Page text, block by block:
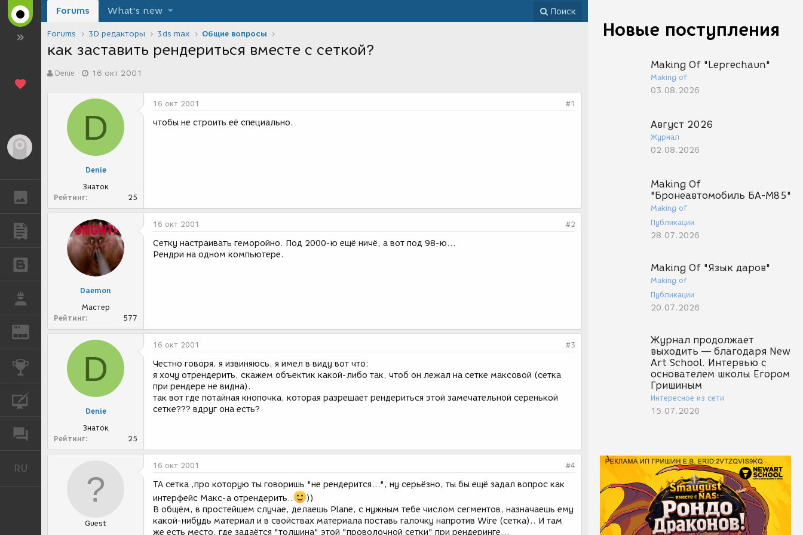
ГАЛЕРЕЯ
ПУБЛИКАЦИИ
БЛОГИ
REN ЖУРНАЛ
КОНКУРСЫ
ФОРУМ
RU
Новые поступления
Making Of "Leprechaun"
Making of
03.08.2026
Август 2026
Журнал
02.08.2026
Making Of
"Бронеавтомобиль БА-М85"
Making of
Публикации
28.07.2026
Making Of "Язык даров"
Making of
Публикации
20.07.2026
Журнал продолжает
выходить — благодаря New
Art School. Интервью с
основателем школы Егором
Гришиным
Интересное из сети
15.07.2026
Forums What's new Поиск
Forums 3D редакторы 3ds max Общие вопросы
как заставить рендериться вместе с сеткой?
в
Denie
а
а
о
д
и
я
16 окт 2001
D
Denie
Знаток
Рейтинг
25
16 окт 2001 #1
чтобы не строить её специально.
Daemon
Мастер
Рейтинг
577
16 окт 2001 #2
Сетку настраивать геморойно. Под 2000-ю ещё ничё, а вот под 98-ю...
Рендри на одном компьютере.
D
Denie
Знаток
Рейтинг
25
16 окт 2001 #3
Честно говоря, я извиняюсь, я имел в виду вот что:
я хочу отрендерить, скажем объектик какой-либо так, чтоб он лежал на сетке максовой (сетка
при рендере не видна).
так вот где потайная кнопочка, которая разрешает рендериться этой замечательной серенькой
сетке??? вдруг она есть?
Guest
16 окт 2001 #4
ТА сетка ,про которую ты говоришь "не рендерится...", ну серьёзно, ты бы ещё задал вопрос как
интерфейс Макс-а отрендерить..
))
В общём, в простейшем случае, делаешь Plane, с нужным тебе числом сегментов, назначаешь ему
какой-нибудь материал и в свойствах материала поставь галочку напротив Wire (сетка).. И там
же есть место, где задаётся "толщина" этой "проволочной сетки" при рендеринге...